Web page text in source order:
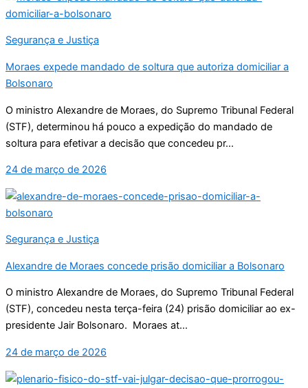
Segurança e Justiça
Moraes expede mandado de soltura que autoriza domiciliar a
Bolsonaro
O ministro Alexandre de Moraes, do Supremo Tribunal Federal
(STF), determinou há pouco a expedição do mandado de
soltura para efetivar a decisão que concedeu pr...
24 de março de 2026
Segurança e Justiça
Alexandre de Moraes concede prisão domiciliar a Bolsonaro
O ministro Alexandre de Moraes, do Supremo Tribunal Federal
(STF), concedeu nesta terça-feira (24) prisão domiciliar ao ex-
presidente Jair Bolsonaro. Moraes at...
24 de março de 2026